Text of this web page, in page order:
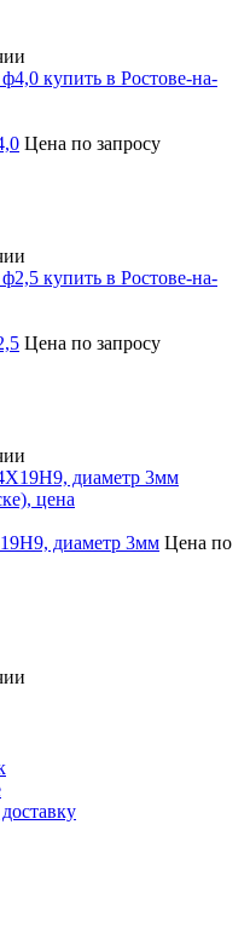
Цена по запросу
Цена по запросу
диаметр 3мм Цена по